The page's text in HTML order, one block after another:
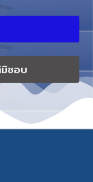
มิชอบ